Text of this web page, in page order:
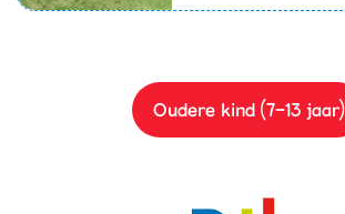
Oudere kind (7-13 jaar)